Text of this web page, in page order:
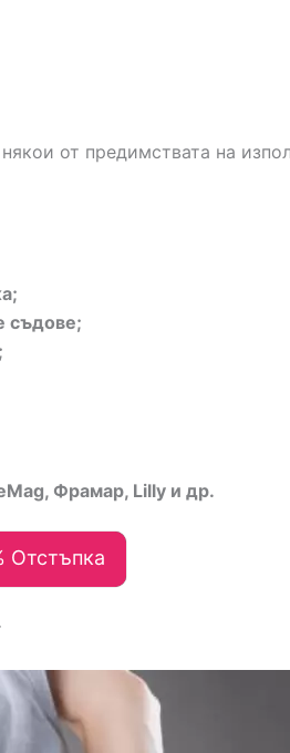
от предимствата на
съдове;
Фрамар, Lilly и др.
Отстъпка